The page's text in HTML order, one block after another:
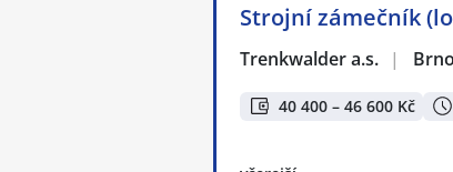
Strojní zámečník
Trenkwalder a.s. | Brno
40 400 – 46 600 Kč